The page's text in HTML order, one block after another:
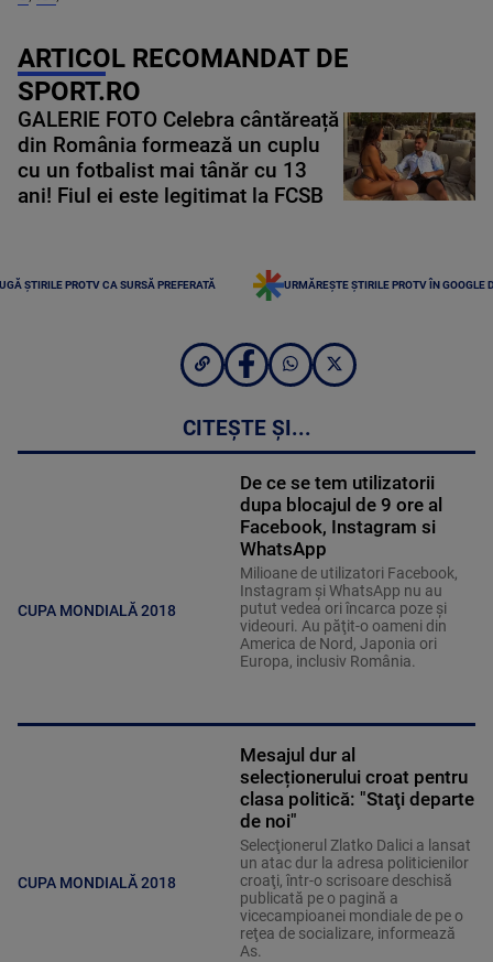
ARTICOL RECOMANDAT DE
SPORT.RO
GALERIE FOTO Celebra cântăreață
din România formează un cuplu
cu un fotbalist mai tânăr cu 13
ani! Fiul ei este legitimat la FCSB
ȘTIRILE PROTV CA SURSĂ PREFERATĂ URMĂREȘTE ȘTIRILE PROTV ÎN GOOGLE
CITEȘTE ȘI...
CUPA MONDIALĂ 2018
De ce se tem utilizatorii
dupa blocajul de 9 ore al
Facebook, Instagram si
WhatsApp
Milioane de utilizatori Facebook,
Instagram şi WhatsApp nu au
putut vedea ori încarca poze şi
videouri. Au păţit-o oameni din
America de Nord, Japonia ori
Europa, inclusiv România.
CUPA MONDIALĂ 2018
Mesajul dur al
selecționerului croat pentru
clasa politică: "Staţi departe
de noi"
Selecţionerul Zlatko Dalici a lansat
un atac dur la adresa politicienilor
croaţi, într-o scrisoare deschisă
publicată pe o pagină a
vicecampioanei mondiale de pe o
reţea de socializare, informează
As.